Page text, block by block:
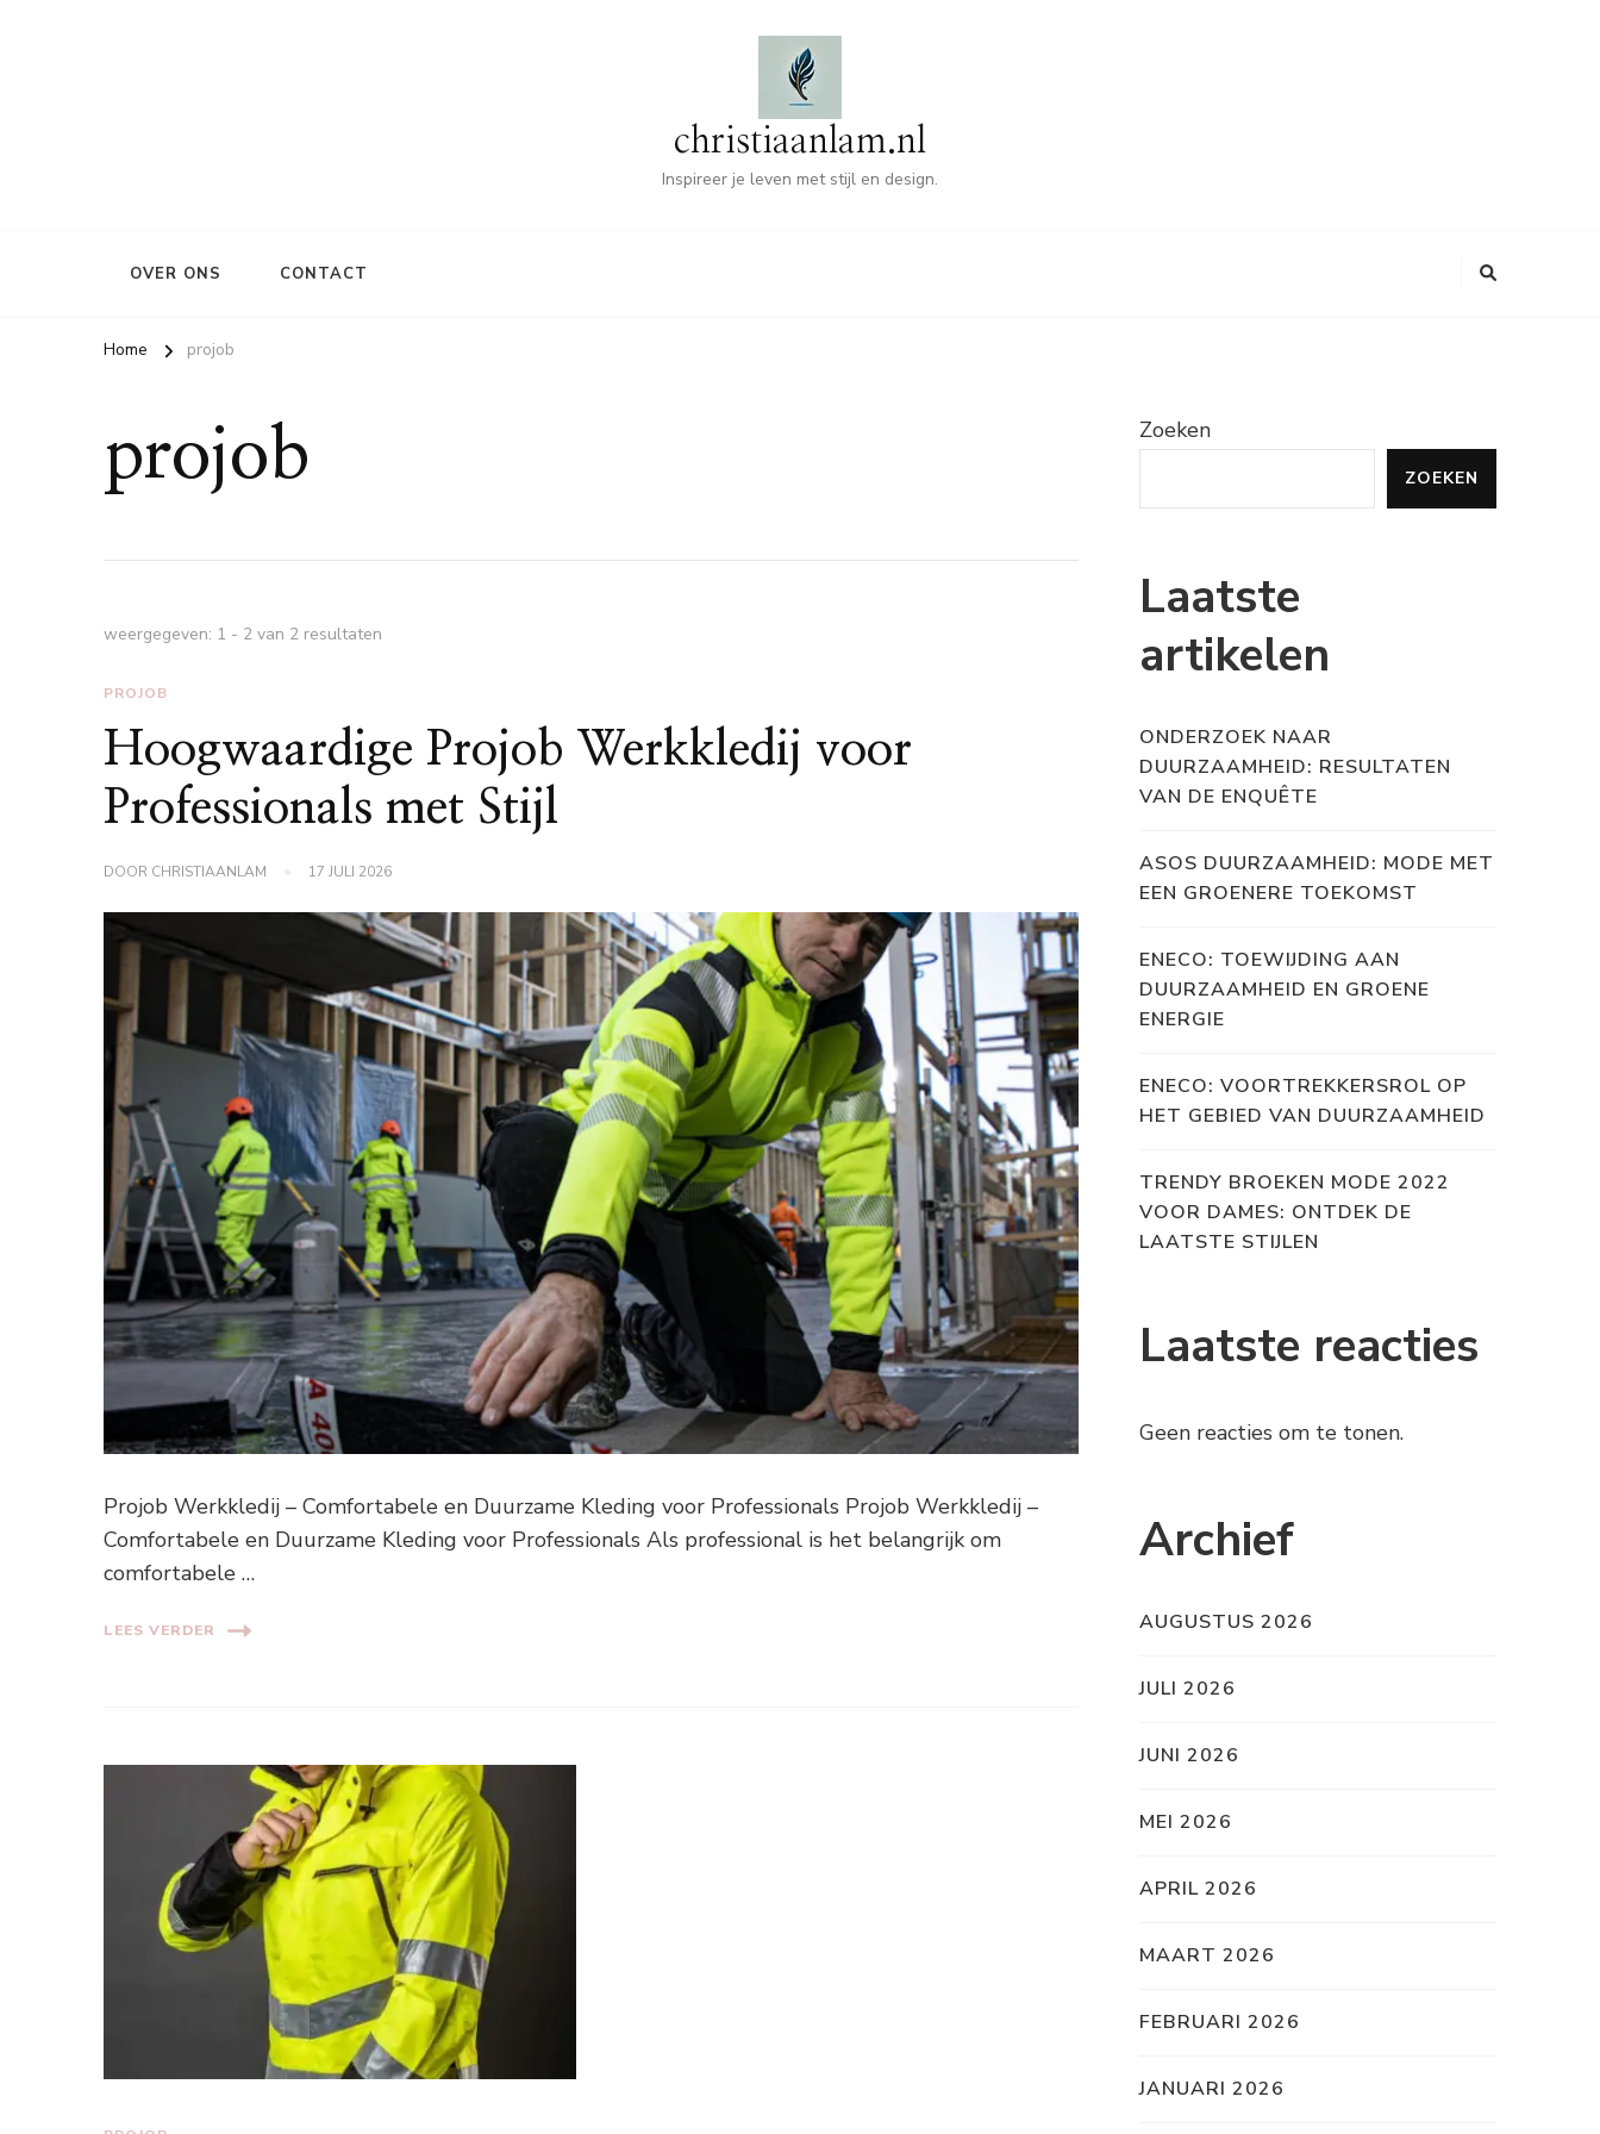
christiaanlam.nl
Inspireer je leven met stijl en design.
OVER ONS CONTACT
Home projob
projob
weergegeven: 1 - 2 van 2 resultaten
PROJOB
Hoogwaardige Projob Werkkledij voor
Professionals met Stijl
DOOR CHRISTIAANLAM 17 JULI 2026
Projob Werkkledij – Comfortabele en Duurzame Kleding voor Professionals Projob Werkkledij –
Comfortabele en Duurzame Kleding voor Professionals Als professional is het belangrijk om
comfortabele …
LEES VERDER
Zoeken
ZOEKEN
Laatste
artikelen
ONDERZOEK NAAR
DUURZAAMHEID: RESULTATEN
VAN DE ENQUÊTE
ASOS DUURZAAMHEID: MODE MET
EEN GROENERE TOEKOMST
ENECO: TOEWIJDING AAN
DUURZAAMHEID EN GROENE
ENERGIE
ENECO: VOORTREKKERSROL OP
HET GEBIED VAN DUURZAAMHEID
TRENDY BROEKEN MODE 2022
VOOR DAMES: ONTDEK DE
LAATSTE STIJLEN
Laatste reacties
Geen reacties om te tonen.
Archief
AUGUSTUS 2026
JULI 2026
JUNI 2026
MEI 2026
APRIL 2026
MAART 2026
FEBRUARI 2026
JANUARI 2026